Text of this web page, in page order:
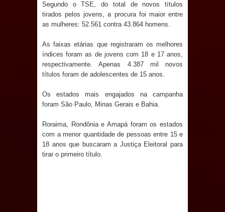
Prefeito Major Sidnei busca em
Brasília recursos para nova Casa de
Acolhida e CRAS de Sapé
Denise Ribeiro toma posse no
Dois Gigantes da Poesia Paraibana
inspiram a IV FEIRA LITERÁRIA DO
Segundo o TSE, do total de novos títulos
tirados pelos jovens, a procura foi maior entre
as mulheres: 52.561 contra 43.864 homens.
As faixas etárias que registraram os melhores
índices foram as de jovens com 18 e 17 anos,
respectivamente. Apenas 4.387 mil novos
títulos foram de adolescentes de 15 anos.
Os estados mais engajados na campanha
foram São Paulo, Minas Gerais e Bahia.
Roraima, Rondônia e Amapá foram os estados
com a menor quantidade de pessoas entre 15 e
18 anos que buscaram a Justiça Eleitoral para
tirar o primeiro título.